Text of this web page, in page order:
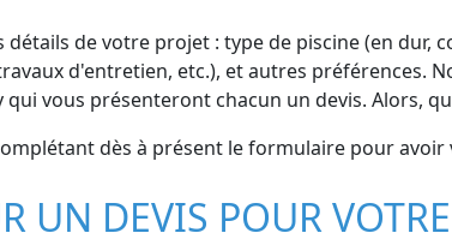
de votre projet : type de piscine (en dur,
d'entretien, etc.), et autres préférences.
vous présenteront chacun un devis. Alors,
dès à présent le formulaire pour avoir
DEVIS POUR VOTRE